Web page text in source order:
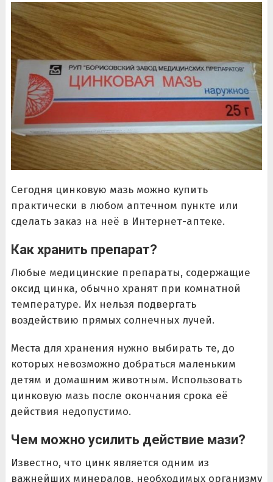
Сегодня цинковую мазь можно купить
практически в любом аптечном пункте или
сделать заказ на неё в Интернет-аптеке.
Как хранить препарат?
Любые медицинские препараты, содержащие
оксид цинка, обычно хранят при комнатной
температуре. Их нельзя подвергать
воздействию прямых солнечных лучей.
Места для хранения нужно выбирать те, до
которых невозможно добраться маленьким
детям и домашним животным. Использовать
цинковую мазь после окончания срока её
действия недопустимо.
Чем можно усилить действие мази?
Известно, что цинк является одним из
важнейших минералов, необходимых организму